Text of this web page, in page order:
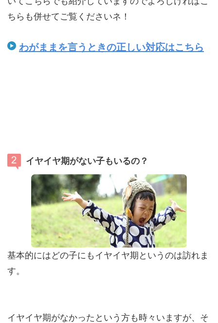
ちらも併せてご覧くださいネ！
わがままを言うときの正しい対応はこちら
イヤイヤ期がない子もいるの？
基本的にはどの子にもイヤイヤ期というのは訪れま
す。
イヤイヤ期がなかったという方も時々いますが、そ